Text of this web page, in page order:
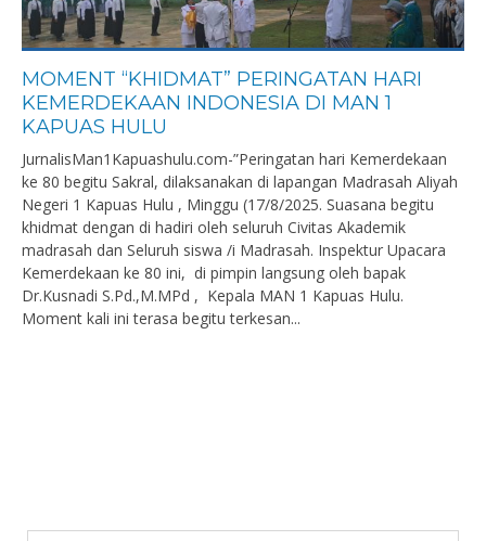
MOMENT “KHIDMAT” PERINGATAN HARI
KEMERDEKAAN INDONESIA DI MAN 1
KAPUAS HULU
JurnalisMan1Kapuashulu.com-”Peringatan hari Kemerdekaan
ke 80 begitu Sakral, dilaksanakan di lapangan Madrasah Aliyah
Negeri 1 Kapuas Hulu , Minggu (17/8/2025. Suasana begitu
khidmat dengan di hadiri oleh seluruh Civitas Akademik
madrasah dan Seluruh siswa /i Madrasah. Inspektur Upacara
Kemerdekaan ke 80 ini, di pimpin langsung oleh bapak
Dr.Kusnadi S.Pd.,M.MPd , Kepala MAN 1 Kapuas Hulu.
Moment kali ini terasa begitu terkesan...